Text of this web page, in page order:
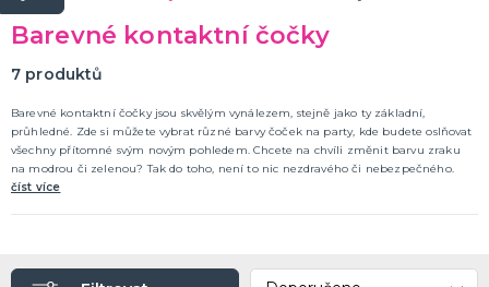
Párty výzdoba na klíč
Nafukování balónků
Prodejny
Rozvoz
Párty Blog
Kontakt
ROZLUČKA SE SVOBODOU, SVATBA
Doplňky pro ženicha
Doplňky pro družičky a mládence
HALLOWEEN A HOROROVÁ PÁRTY
Hororová líčidla a efekty
Barevné kontaktní čočky
7 produktů
Barevné kontaktní čočky jsou skvělým vynálezem, stejně jako ty základní,
průhledné. Zde si můžete vybrat různé barvy čoček na party, kde budete oslňovat
všechny přítomné svým novým pohledem. Chcete na chvíli změnit barvu zraku
na modrou či zelenou? Tak do toho, není to nic nezdravého či nebezpečného.
číst více